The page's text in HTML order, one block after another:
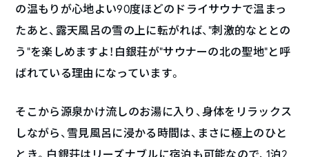
の温もりが心地よい90度ほどのドライサウナで温まっ
たあと、露天風呂の雪の上に転がれば、”刺激的なととの
う”を楽しめますよ！白銀荘が”サウナーの北の聖地”と呼
ばれている理由になっています。
そこから源泉かけ流しのお湯に入り、身体をリラックス
しながら、雪見風呂に浸かる時間は、まさに極上のひと
とき。白銀荘はリーズナブルに宿泊も可能なので、1泊2